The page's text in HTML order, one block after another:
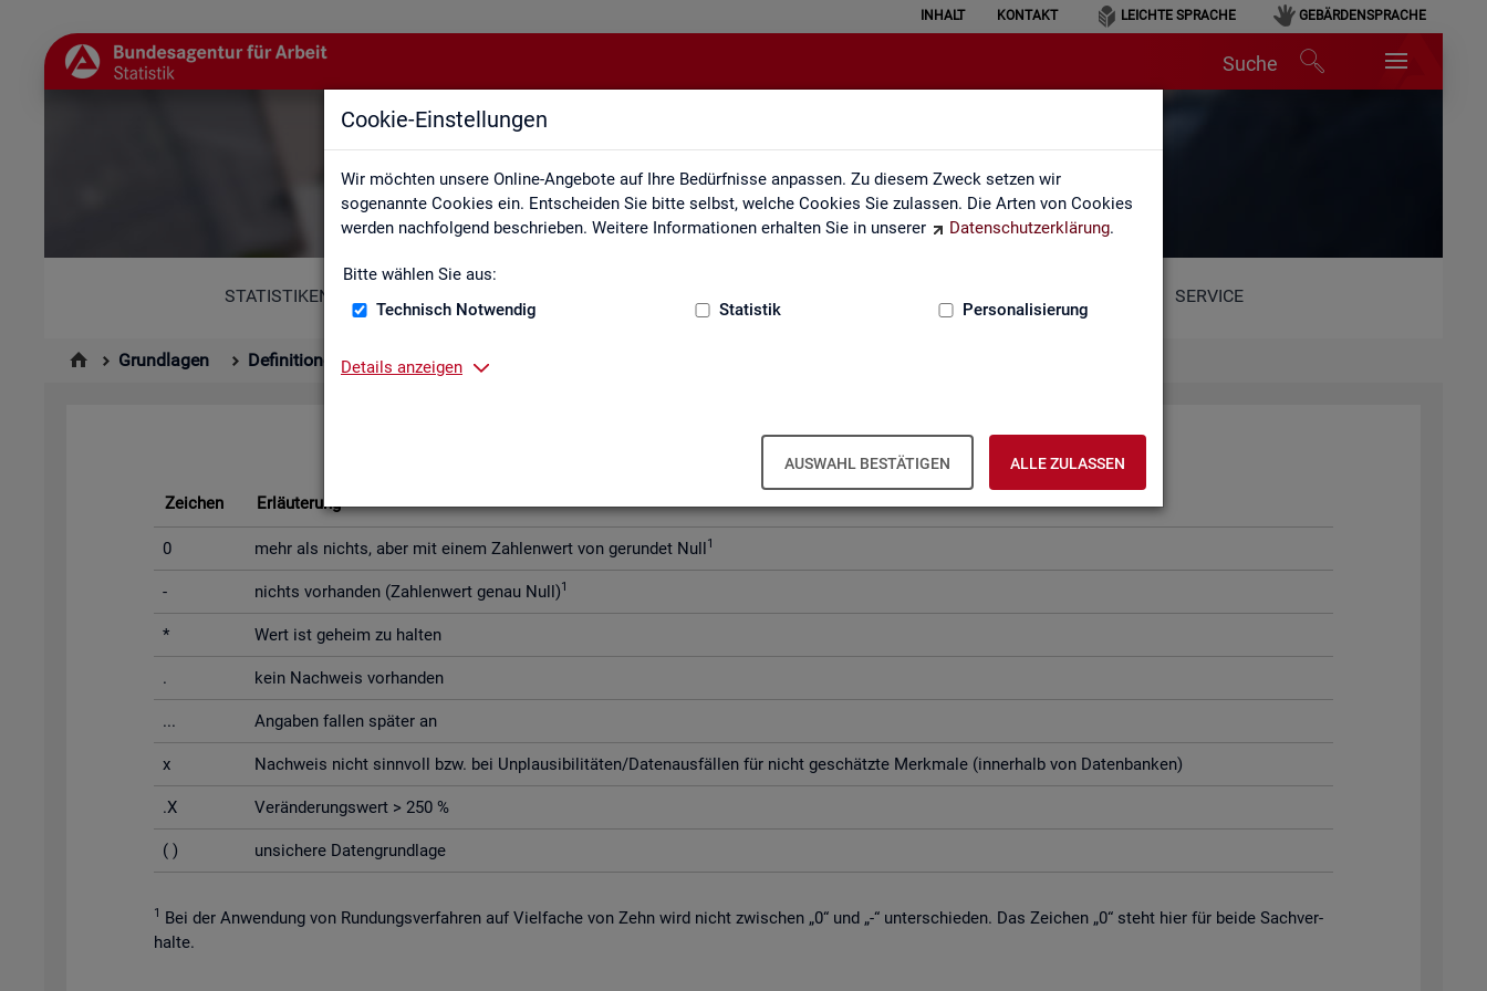
Cookie-Einstellungen
Wir möchten unsere Online-Angebote auf Ihre Bedürfnisse anpassen. Zu diesem Zweck setzen wir
sogenannte Cookies ein. Entscheiden Sie bitte selbst, welche Cookies Sie zulassen. Die Arten von Cookies
werden nachfolgend beschrieben. Weitere Informationen erhalten Sie in unserer
Datenschutzerklärung.
Bitte wählen Sie aus:
Technisch Notwendig
Statistik Personalisierung
Details anzeigen
AUSWAHL BESTÄTIGEN ALLE ZULASSEN
INHALT KONTAKT LEICHTE SPRACHE GEBÄRDENSPRACHE
Suche
Abkürzungsverzeichnis und Zeichenerklärung
STATISTIKEN SERVICE
Grundlagen Definitionen Abkürzungsverzeichnis und Zeichenerklärung
Zei­chen­er­klä­rung
Zei­chen Er­läu­te­rung
0 mehr als nichts, aber mit einem Zah­len­wert von ge­run­det Null1
- nichts vor­han­den (Zah­len­wert genau Null)1
* Wert ist ge­heim zu hal­ten
. kein Nach­weis vor­han­den
... An­ga­ben fal­len spä­ter an
x Nach­weis nicht sinn­voll bzw. bei Un­plau­si­bi­li­tä­ten/Da­ten­aus­fäl­len für nicht ge­schätz­te Merk­ma­le (in­ner­halb von Da­ten­ban­ken)
.X Ver­än­de­rungs­wert > 250 %
( ) un­si­che­re Da­ten­grund­la­ge
1 Bei der An­wen­dung von Run­dungs­ver­fah­ren auf Viel­fa­che von Zehn wird nicht zwi­schen „0“ und „-“ un­ter­schie­den. Das Zei­chen „0“ steht hier für beide Sach­ver­
hal­te.